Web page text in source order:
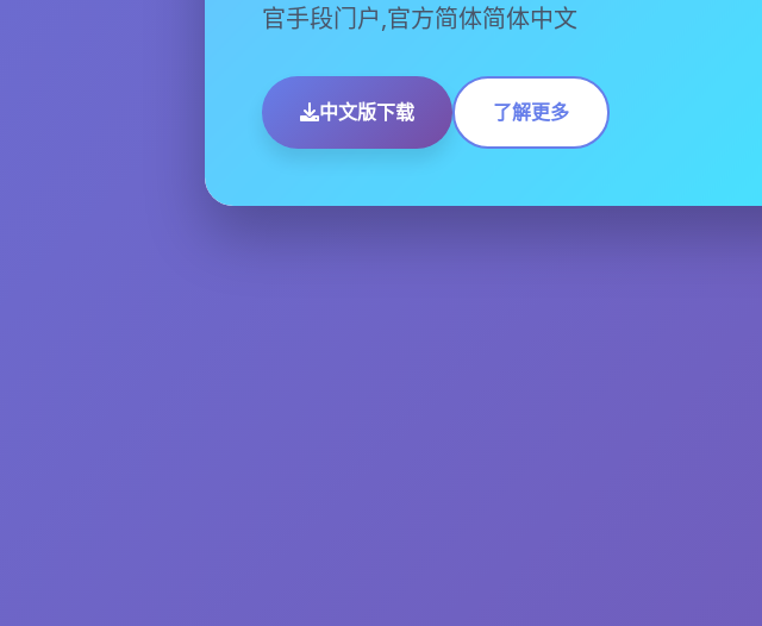
官手段门户,官方简体简体中文
中文版下载 了解更多